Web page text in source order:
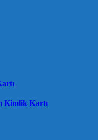
Kimlik Kartı